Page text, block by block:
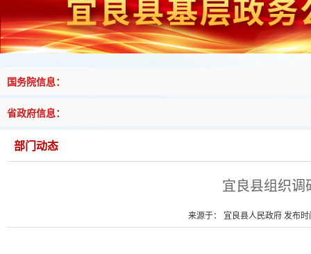
国务院信息：
省政府信息：
部门动态
宜良县组织
来源于： 宜良县人民政府 发布